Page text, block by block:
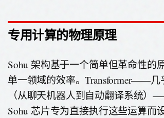
专用计算的物理原理
Sohu 架构基于一个简单但革命性的
单一领域的效率。Transformer——
（从聊天机器人到自动翻译系统）
Sohu 芯片专为直接执行这些运算而